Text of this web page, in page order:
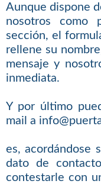
Aunque dispone
nosotros como
sección, el
rellene su
mensaje y
inmediata.
Y por último
mail a
es, acordándose
dato de
contestarle con